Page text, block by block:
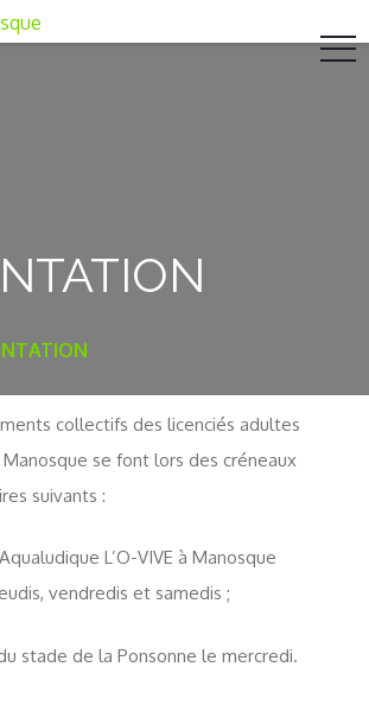
collectifs des licenciés adultes
se font lors des créneaux
suivants :
L’O-VIVE à Manosque
vendredis et samedis ;
stade de la Ponsonne le mercredi.